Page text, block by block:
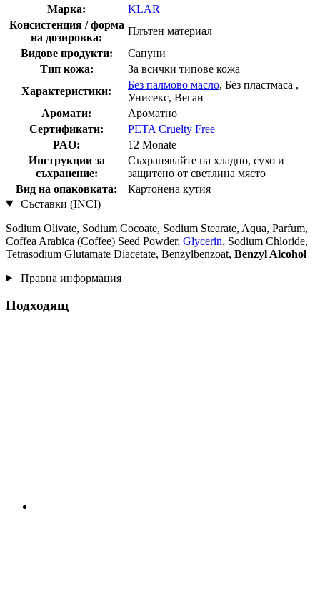
Марка:
KLAR
Консистенция / форма
на дозировка:
Плътен материал
Видове продукти:
Сапуни
Тип кожа:
За всички типове кожа
Характеристики:
Без палмово масло, Без пластмаса ,
Унисекс, Веган
Аромати:
Ароматно
Сертификати:
PETA Cruelty Free
PAO:
12 Monate
Инструкции за
съхранение:
Съхранявайте на хладно, сухо и
защитено от светлина място
Вид на опаковката:
Картонена кутия
Съставки (INCI)
Sodium Olivate, Sodium Cocoate, Sodium Stearate, Aqua, Parfum,
Coffea Arabica (Coffee) Seed Powder, Glycerin, Sodium Chloride,
Tetrasodium Glutamate Diacetate, Benzylbenzoat, Benzyl Alcohol
Правна информация
Подходящ